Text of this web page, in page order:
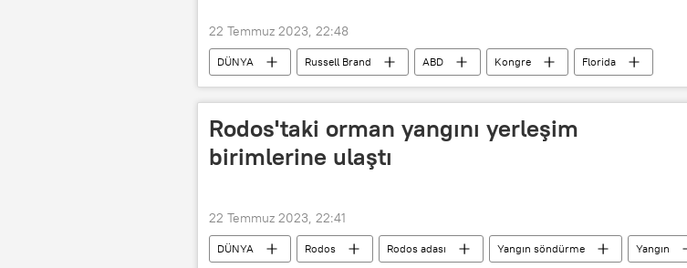
22 Temmuz 2023, 22:48
DÜNYA Russell Brand ABD Kongre
Florida
Ron DeSantis
Rodos'taki orman yangını yerleşim
birimlerine ulaştı
22 Temmuz 2023, 22:41
DÜNYA Rodos Rodos adası Yangın söndürme
Yangın